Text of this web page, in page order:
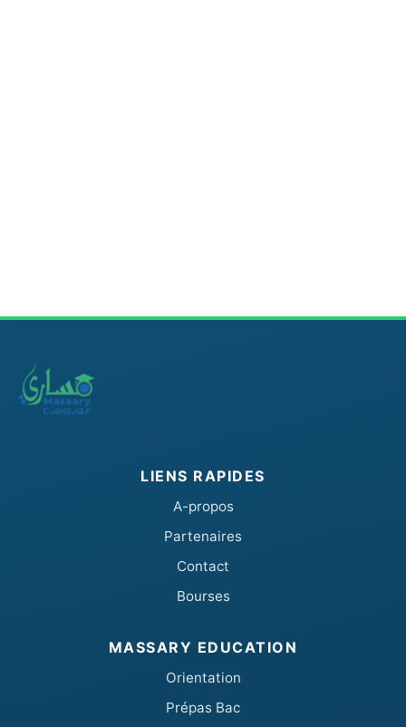
LIENS RAPIDES
A-propos
Partenaires
Contact
Bourses
MASSARY EDUCATION
Orientation
Prépas Bac